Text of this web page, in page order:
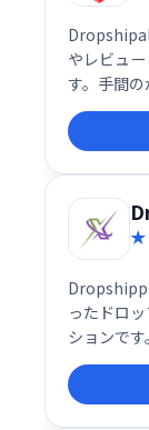
やレビュ
す。手間
速なECサ
ッピングを
ったドロ
ションで
酬を得な
す。 初心
ネスの成